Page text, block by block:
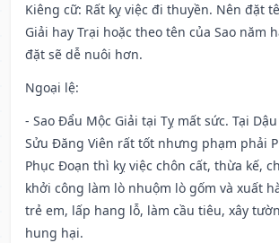
Kiêng cữ: Rất kỵ việc đi thuyền. Nên đặt
Giải hay Trại hoặc theo tên của Sao năm
đặt sẽ dễ nuôi hơn.
Ngoại lệ:
- Sao Đẩu Mộc Giải tại Tỵ mất sức. Tại
Sửu Đăng Viên rất tốt nhưng phạm phải
Phục Đoạn thì kỵ việc chôn cất, thừa kế,
khởi công làm lò nhuộm lò gốm và xuất
trẻ em, lấp hang lỗ, làm cầu tiêu, xây
hung hại.